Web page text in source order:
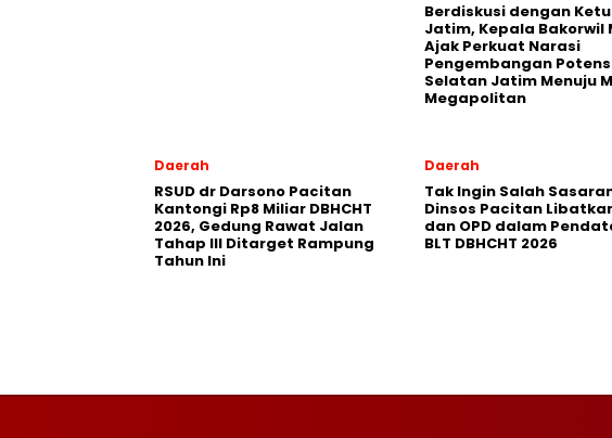
Berdiskusi dengan
Jatim, Kepala Bakorwil
Ajak Perkuat Narasi
Pengembangan
Selatan Jatim Menuju
Megapolitan
Daerah
RSUD dr Darsono Pacitan
Kantongi Rp8 Miliar DBHCHT
2026, Gedung Rawat Jalan
Tahap III Ditarget Rampung
Tahun Ini
Daerah
Tak Ingin Salah
Dinsos Pacitan
dan OPD dalam
BLT DBHCHT 2026